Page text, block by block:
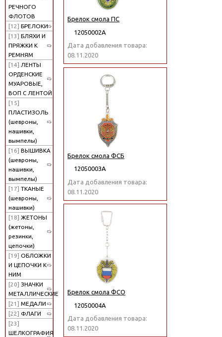
РЕЧНОГО
ФЛОТОВ
[12] БРЕЛОКИ
[13] БЛЯХИ И
ПРЯЖКИ К
РЕМНЯМ
[14] ЛЕНТЫ
ОРДЕНСКИЕ
МУАРОВЫЕ,
ВОП С ЛЕНТОЙ
[15]
ПЛАСТИЗОЛЬ
(шевроны,
нашивки,
вымпелы)
[16] ВЫШИВКА
(шевроны,
нашивки,
вымпелы)
[17] ТКАНЫЕ
(шевроны,
нашивки)
[18] ЖЕТОНЫ
(жетоны,
резинки,
цепочки)
[19] ОБЛОЖКИ
И ЦЕПОЧКИ К
НИМ
[20] ЗНАЧКИ
МЕТАЛЛИЧЕСКИЕ
[21] МЕДАЛИ
[22] ФЛАГИ
[23]
ШЕЛКОГРАФИЯ
Брелок смола ПС
12050002А
Дата добавления товара:
08.11.2020
Брелок смола ФСБ
12050003А
Дата добавления товара:
08.11.2020
Брелок смола ФСО
12050004А
Дата добавления товара:
08.11.2020